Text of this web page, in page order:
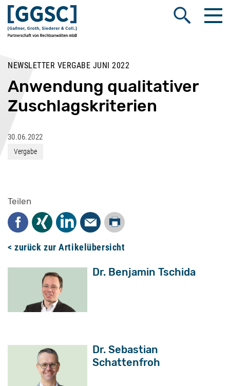
Suche öffnen
NEWSLETTER VERGABE JUNI 2022
Anwendung qualitativer
Zuschlagskriterien
30.06.2022
Vergabe
Teilen
Facebook
Xing LinkedInMail
Drucken
< zurück zur Artikelübersicht
Dr. Benjamin Tschida
Dr. Sebastian
Schattenfroh